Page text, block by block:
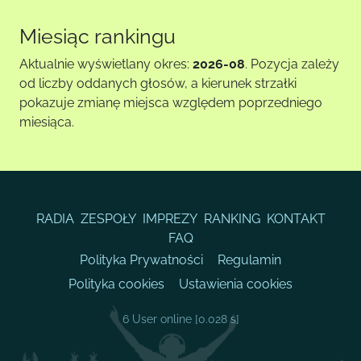
Miesiąc rankingu
Aktualnie wyświetlany okres: 2026-08. Pozycja zależy
od liczby oddanych głosów, a kierunek strzałki
pokazuje zmianę miejsca względem poprzedniego
miesiąca.
RADIA ZESPOŁY IMPREZY RANKING KONTAKT
FAQ
Polityka Prywatności
Regulamin
Polityka cookies
Ustawienia cookies
6 User online [0.028 s]